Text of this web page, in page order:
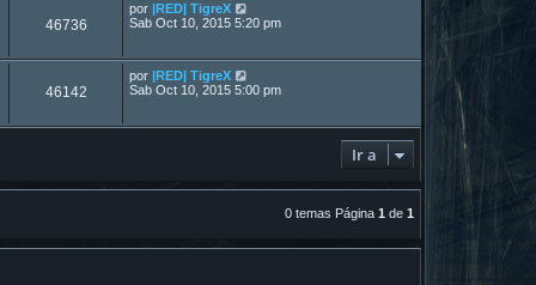
46736
por
|RED| TigreX
Sab Oct 10, 2015 5:20 pm
46142
por
|RED| TigreX
Sab Oct 10, 2015 5:00 pm
Ir a
0 temas Página 1 de 1